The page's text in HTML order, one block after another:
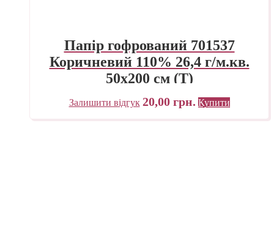
Папір гофрований 701537
Коричневий 110% 26,4 г/м.кв.
50х200 см (Т)
Залишити відгук 20,00 грн. Купити